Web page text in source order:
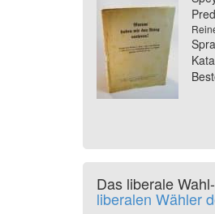
Das liberale
liberalen Wähler